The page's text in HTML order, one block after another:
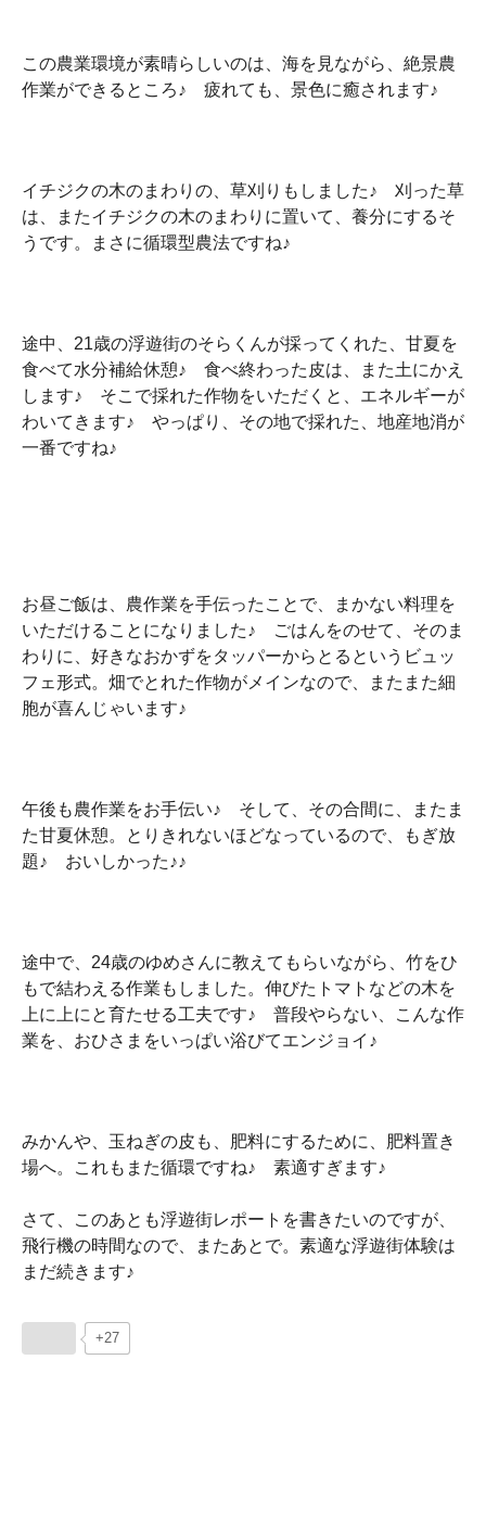
この農業環境が素晴らしいのは、海を見ながら、絶景農
作業ができるところ♪ 疲れても、景色に癒されます♪
イチジクの木のまわりの、草刈りもしました♪ 刈った草
は、またイチジクの木のまわりに置いて、養分にするそ
うです。まさに循環型農法ですね♪
途中、21歳の浮遊街のそらくんが採ってくれた、甘夏を
食べて水分補給休憩♪ 食べ終わった皮は、また土にかえ
します♪ そこで採れた作物をいただくと、エネルギーが
わいてきます♪ やっぱり、その地で採れた、地産地消が
一番ですね♪
お昼ご飯は、農作業を手伝ったことで、まかない料理を
いただけることになりました♪ ごはんをのせて、そのま
わりに、好きなおかずをタッパーからとるというビュッ
フェ形式。畑でとれた作物がメインなので、またまた細
胞が喜んじゃいます♪
午後も農作業をお手伝い♪ そして、その合間に、またま
た甘夏休憩。とりきれないほどなっているので、もぎ放
題♪ おいしかった♪♪
途中で、24歳のゆめさんに教えてもらいながら、竹をひ
もで結わえる作業もしました。伸びたトマトなどの木を
上に上にと育たせる工夫です♪ 普段やらない、こんな作
業を、おひさまをいっぱい浴びてエンジョイ♪
みかんや、玉ねぎの皮も、肥料にするために、肥料置き
場へ。これもまた循環ですね♪ 素適すぎます♪
さて、このあとも浮遊街レポートを書きたいのですが、
飛行機の時間なので、またあとで。素適な浮遊街体験は
まだ続きます♪
+27